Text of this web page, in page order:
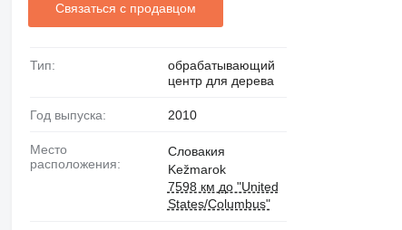
Связаться с продавцом
Тип:
обрабатывающий
центр для дерева
Год выпуска: 2010
Место
расположения:
Словакия
Kežmarok
7598 км до "United
States/Columbus"